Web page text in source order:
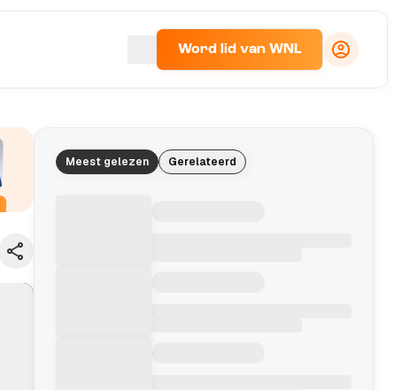
Word lid van WNL
Meest gelezen Gerelateerd